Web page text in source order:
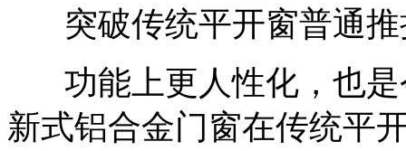
突破传统平开窗普通推
功能上更人性化，也是
新式铝合金门窗在传统平